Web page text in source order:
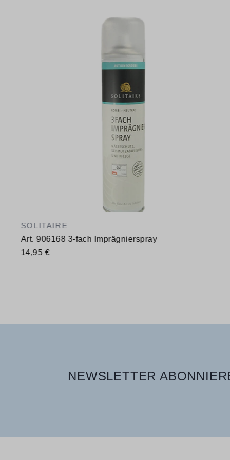
SOLITAIRE
Art. 906168 3-fach Imprägnierspray
14,95 €
NEWSLETTER